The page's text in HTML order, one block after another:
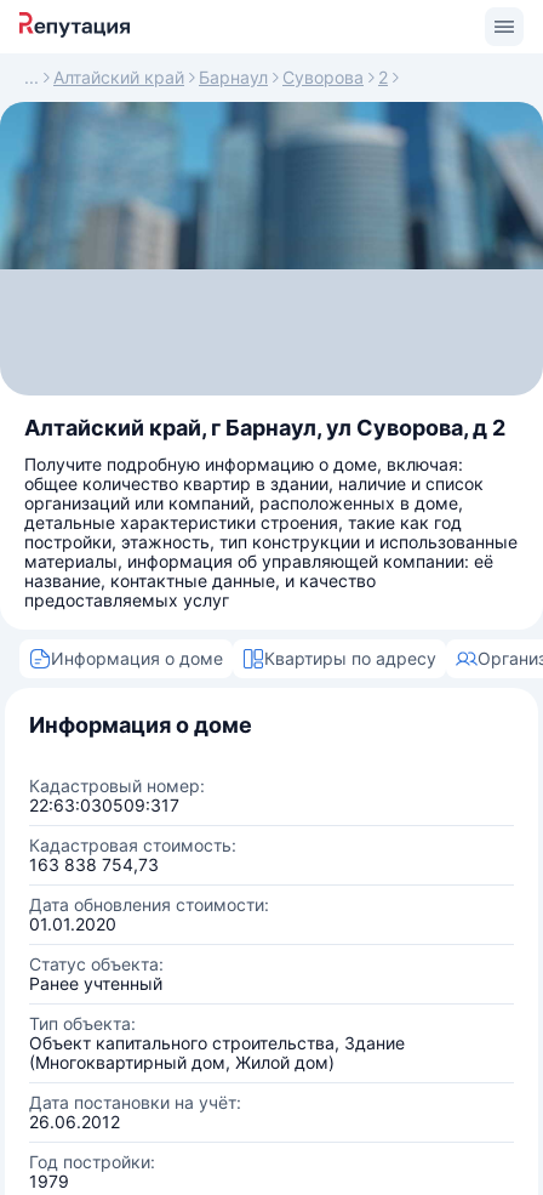
Алтайский край Барнаул Суворова 2
Алтайский край, г Барнаул, ул Суворова, д 2
Получите подробную информацию о доме, включая:
общее количество квартир в здании, наличие и список
организаций или компаний, расположенных в доме,
детальные характеристики строения, такие как год
постройки, этажность, тип конструкции и использованные
материалы, информация об управляющей компании: её
название, контактные данные, и качество
предоставляемых услуг
Информация о доме Квартиры по адресу
Информация о доме
Кадастровый номер:
22:63:030509:317
Кадастровая стоимость:
163 838 754,73
Дата обновления стоимости:
01.01.2020
Статус объекта:
Ранее учтенный
Тип объекта:
Объект капитального строительства, Здание
(Многоквартирный дом, Жилой дом)
Дата постановки на учёт:
26.06.2012
Год постройки:
1979